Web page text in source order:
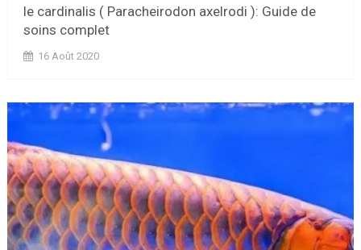
le cardinalis ( Paracheirodon axelrodi ): Guide de
soins complet
16 Août 2020